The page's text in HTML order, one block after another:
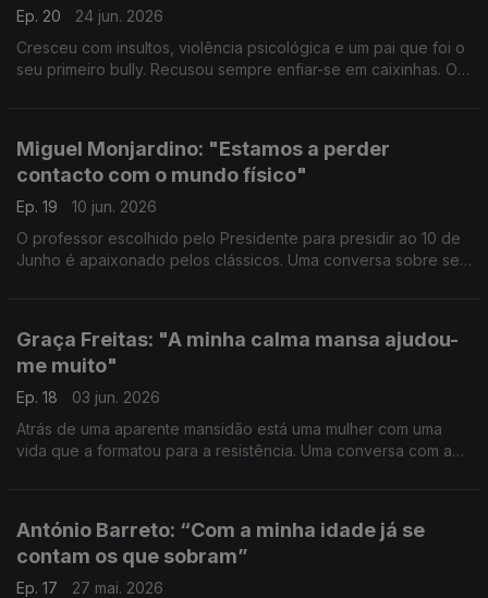
Ep. 20
24 jun. 2026
Cresceu com insultos, violência psicológica e um pai que foi o
seu primeiro bully. Recusou sempre enfiar-se em caixinhas. O
Miguel Monjardino: "Estamos a perder
contacto com o mundo físico"
Ep. 19
10 jun. 2026
O professor escolhido pelo Presidente para presidir ao 10 de
Junho é apaixonado pelos clássicos. Uma conversa sobre ser
Graça Freitas: "A minha calma mansa ajudou-
me muito"
Ep. 18
03 jun. 2026
Atrás de uma aparente mansidão está uma mulher com uma
vida que a formatou para a resistência. Uma conversa com a
António Barreto: “Com a minha idade já se
contam os que sobram”
Ep. 17
27 mai. 2026